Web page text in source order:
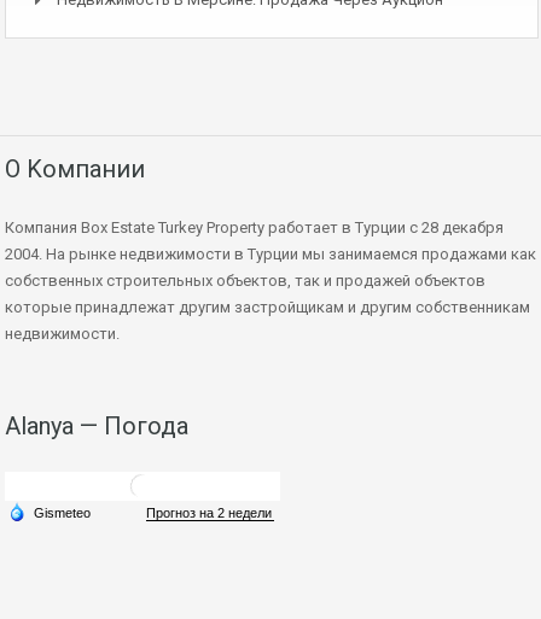
О Kомпании
Компания Box Estate Turkey Property работает в Турции с 28 декабря
2004. На рынке недвижимости в Турции мы занимаемся продажами как
собственных строительных объектов, так и продажей объектов
которые принадлежат другим застройщикам и другим собственникам
недвижимости.
Alanya — Погода